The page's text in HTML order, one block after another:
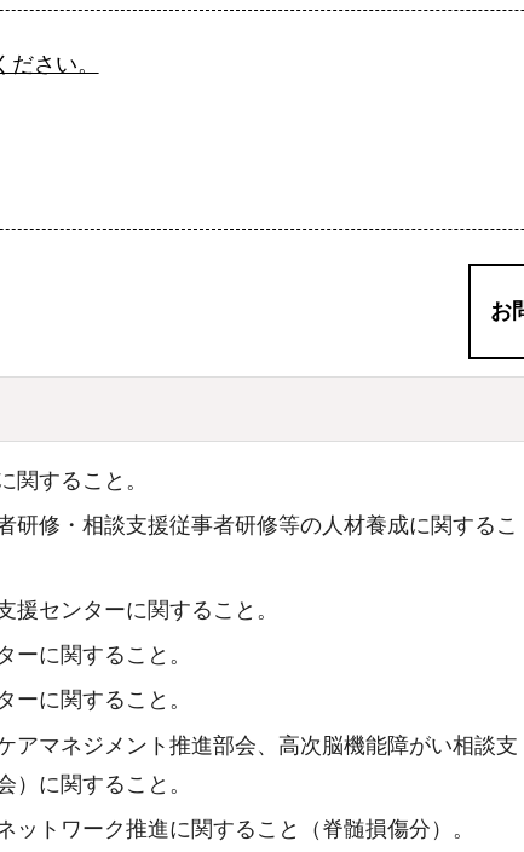
さい。
お
関すること。
研修・相談支援従事者研修等の人材養成に関するこ
援センターに関すること。
ーに関すること。
ーに関すること。
アマネジメント推進部会、高次脳機能障がい相談支
）に関すること。
ットワーク推進に関すること（脊髄損傷分）。